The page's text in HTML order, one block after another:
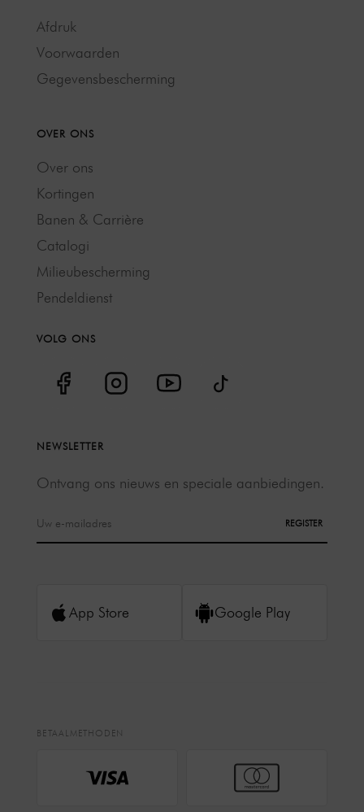
Afdruk
Voorwaarden
Gegevensbescherming
OVER ONS
Over ons
Kortingen
Banen & Carrière
Catalogi
Milieubescherming
Pendeldienst
VOLG ONS
NEWSLETTER
Ontvang ons nieuws en speciale aanbiedingen.
REGISTER
App Store Google Play
BETAALMETHODEN